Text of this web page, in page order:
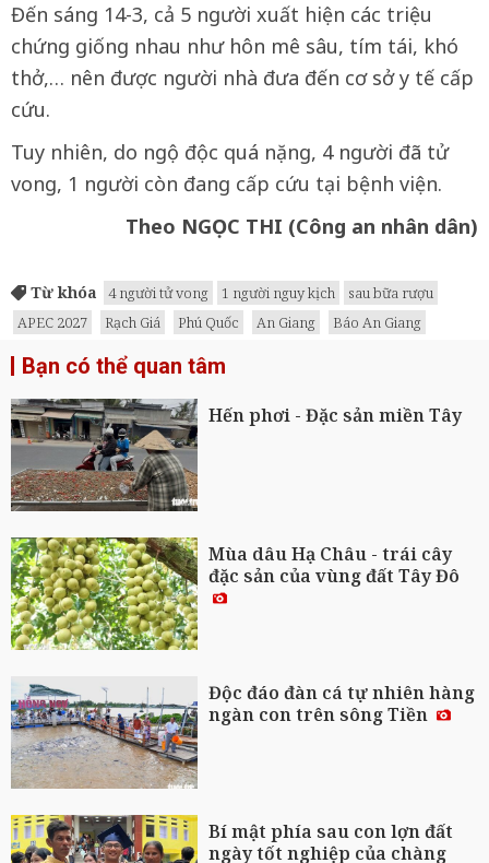
Đến sáng 14-3, cả 5 người xuất hiện các triệu
chứng giống nhau như hôn mê sâu, tím tái, khó
thở,… nên được người nhà đưa đến cơ sở y tế cấp
cứu.
Tuy nhiên, do ngộ độc quá nặng, 4 người đã tử
vong, 1 người còn đang cấp cứu tại bệnh viện.
Theo NGỌC THI (Công an nhân dân)
Từ khóa 4 người tử vong 1 người nguy kịch
sau bữa rượu
APEC 2027
Rạch Giá Phú Quốc An Giang Báo An Giang
Bạn có thể quan tâm
Hến phơi - Đặc sản miền Tây
Mùa dâu Hạ Châu - trái cây
đặc sản của vùng đất Tây Đô
Độc đáo đàn cá tự nhiên hàng
ngàn con trên sông Tiền
Bí mật phía sau con lợn đất
ngày tốt nghiệp của chàng